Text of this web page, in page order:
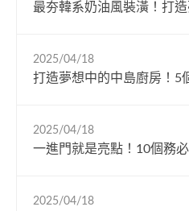
最夯韓系奶油風裝潢！打
2025/04/18
打造夢想中的中島廚房！5
2025/04/18
一進門就是亮點！10個務
2025/04/18